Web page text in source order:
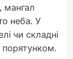
мангал
неба. У
чи складні
порятунком.